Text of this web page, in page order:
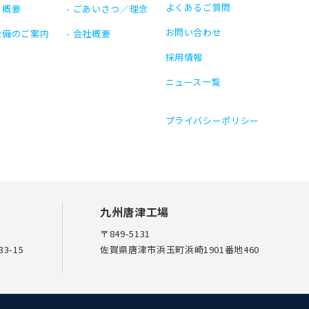
要
のご案内
ごあいさつ／理念
会社概要
よくあるご質問
お問い合わせ
採用情報
ニュース一覧
プライバシーポリシー
15
九州唐津工場
〒849-5131
佐賀県唐津市浜玉町浜崎1901番地460